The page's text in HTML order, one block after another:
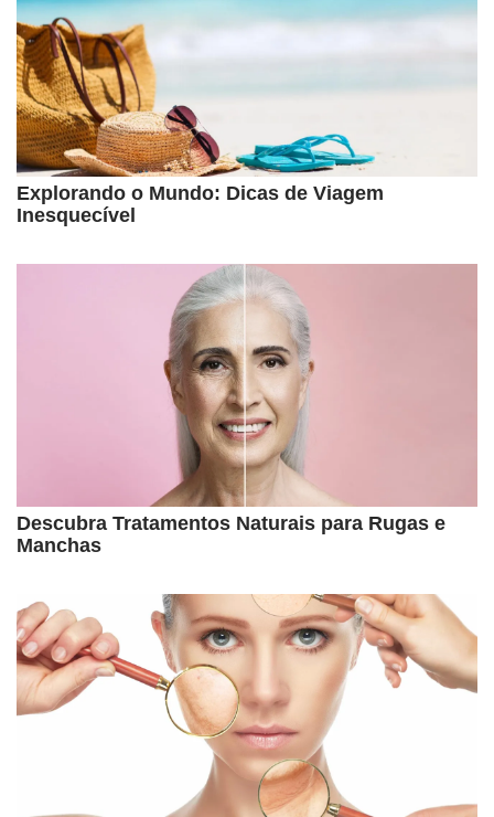
Explorando o Mundo: Dicas de Viagem
Inesquecível
Descubra Tratamentos Naturais para Rugas e
Manchas